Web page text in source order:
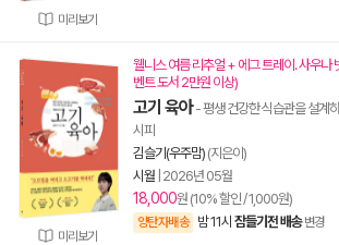
미리보기
미리보기
웰니스 여름 리추얼 + 에그 트레이. 사우나
벤트 도서 2만원 이상)
고기 육아- 평생 건강한 식습관을 설계
시피
김슬기(우주맘) (지은이)
시월 2026년 05월
18,000원 (10% 할인 / 1,000원)
양탄자배송 밤 11시 잠들기전 배송 변경